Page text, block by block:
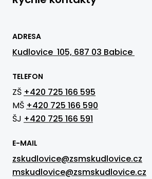
ADRESA
Kudlovice 105, 687 03 Babice
TELEFON
ZŠ +420 725 166 595
MŠ +420 725 166 590
ŠJ +420 725 166 591
E-MAIL
zskudlovice@zsmskudlovice.cz
mskudlovice@zsmskudlovice.cz